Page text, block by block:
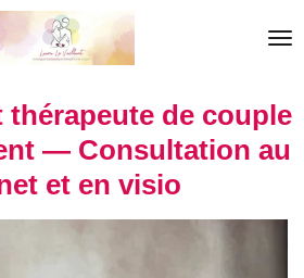
thérapeute de couple
— Consultation au
et en visio